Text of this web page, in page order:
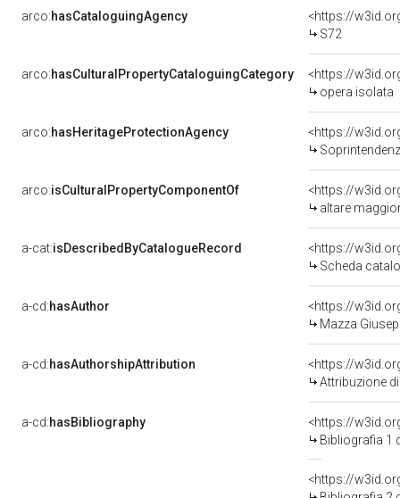
arco:hasCataloguingAgency
<https://
S72
arco:hasCulturalPropertyCataloguingCategory
<https://
opera isolata
arco:hasHeritageProtectionAgency
<https://
Soprintendenza
arco:isCulturalPropertyComponentOf
<https://
altare
a-cat:isDescribedByCatalogueRecord
<https://
Scheda
a-cd:hasAuthor
<https://
Mazza
a-cd:hasAuthorshipAttribution
<https://
Attribuzione
a-cd:hasBibliography
<https://
Bibliografia 1
<https://